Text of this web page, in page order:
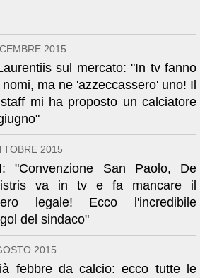
2015
sul mercato: "In tv fanno
ma ne 'azzeccassero' uno! Il
mi ha proposto un calciatore
2015
"Convenzione San Paolo, De
va in tv e fa mancare il
legale! Ecco l'incredibile
del sindaco"
2015
febbre da calcio: ecco tutte le